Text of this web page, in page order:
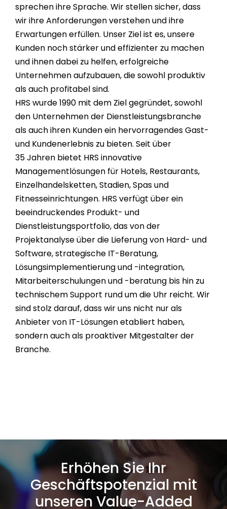
sprechen ihre Sprache. Wir stellen sicher, dass
wir ihre Anforderungen verstehen und ihre
Erwartungen erfüllen. Unser Ziel ist es, unsere
Kunden noch stärker und effizienter zu machen
und ihnen dabei zu helfen, erfolgreiche
Unternehmen aufzubauen, die sowohl produktiv
als auch profitabel sind.
HRS wurde 1990 mit dem Ziel gegründet, sowohl
den Unternehmen der Dienstleistungsbranche
als auch ihren Kunden ein hervorragendes Gast-
und Kundenerlebnis zu bieten. Seit über
35Jahren bietet HRS innovative
Managementlösungen für Hotels, Restaurants,
Einzelhandelsketten, Stadien, Spas und
Fitnesseinrichtungen. HRS verfügt über ein
beeindruckendes Produkt- und
Dienstleistungsportfolio, das von der
Projektanalyse über die Lieferung von Hard- und
Software, strategische IT-Beratung,
Lösungsimplementierung und -integration,
Mitarbeiterschulungen und -beratung bis hin zu
technischem Support rund um die Uhr reicht. Wir
sind stolz darauf, dass wir uns nicht nur als
Anbieter von IT-Lösungen etabliert haben,
sondern auch als proaktiver Mitgestalter der
Branche.
Erhöhen Sie Ihr
Geschäftspotenzial mit
unseren Value-Added